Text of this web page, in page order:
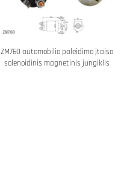
ZM760 automobilio paleidimo įtaiso
solenoidinis magnetinis jungiklis